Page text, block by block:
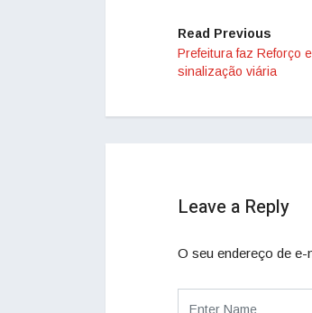
Read Previous
Prefeitura faz Reforço
sinalização viária
Leave a Reply
O seu endereço de e-